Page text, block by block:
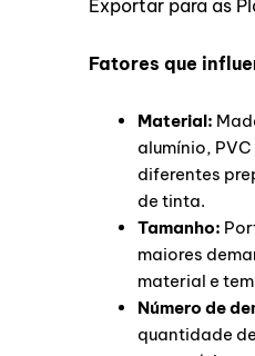
Exportar para as
Fatores que
Material:
alumínio,
diferentes
de tinta.
Tamanho:
maiores
material e
Número de
quantidade